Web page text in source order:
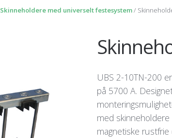
Skinneholdere med universelt festesystem/
UBS 2-10TN-200
på 5700 A.
med
magnetiske